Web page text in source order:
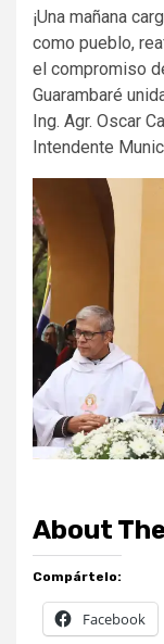
¡Una mañana
como pueblo,
el compromiso
Guarambaré
Ing. Agr. Oscar
Intendente
About
Compártelo:
Facebook